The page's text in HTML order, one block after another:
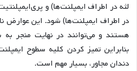
لثه در اطراف ایمپلنت‌ها) و
در اطراف ایمپلنت‌ها) شود. این عوارض
هستند و می‌توانند در نهایت منجر
بنابراین تمیز کردن کلیه سطوح
دندان مجاور، بسیار مهم است.